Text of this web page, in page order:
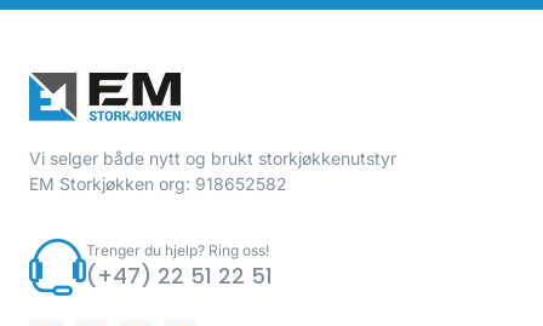
Vi selger både nytt og brukt storkjøkkenutstyr
EM Storkjøkken org: 918652582
Trenger du hjelp? Ring oss!
(+47) 22 51 22 51